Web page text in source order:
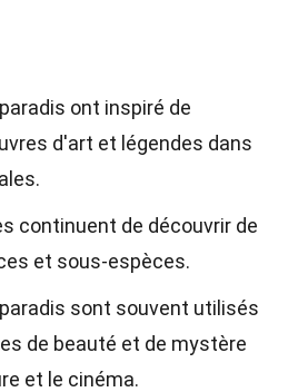
ont inspiré de
d'art et légendes dans
continuent de découvrir de
et sous-espèces.
sont souvent utilisés
de beauté et de mystère
et le cinéma.